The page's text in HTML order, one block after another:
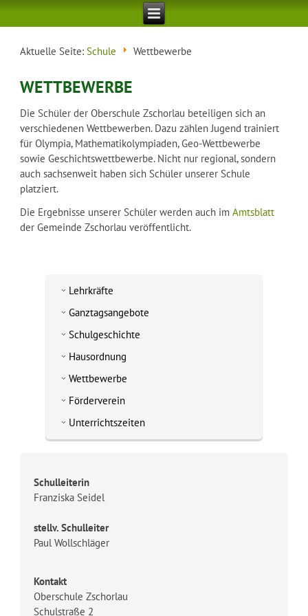
Aktuelle Seite:Schule Wettbewerbe
WETTBEWERBE
Die Schüler der Oberschule Zschorlau beteiligen sich an
verschiedenen Wettbewerben. Dazu zählen Jugend trainiert
für Olympia, Mathematikolympiaden, Geo-Wettbewerbe
sowie Geschichtswettbewerbe. Nicht nur regional, sondern
auch sachsenweit haben sich Schüler unserer Schule
platziert.
Die Ergebnisse unserer Schüler werden auch imAmtsblatt
der Gemeinde Zschorlau veröffentlicht.
Lehrkräfte
Ganztagsangebote
Schulgeschichte
Hausordnung
Wettbewerbe
Förderverein
Unterrichtszeiten
Schulleiterin
Franziska Seidel
stellv. Schulleiter
Paul Wollschläger
Kontakt
Oberschule Zschorlau
Schulstraße 2